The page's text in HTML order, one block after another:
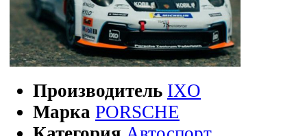
Производитель IXO
Марка PORSCHE